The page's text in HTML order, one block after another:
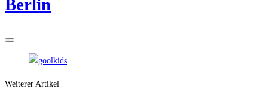
Berlin
Weiterer Artikel